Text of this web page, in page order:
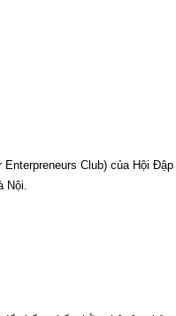
Enterpreneurs Club) của Hội
Nội.